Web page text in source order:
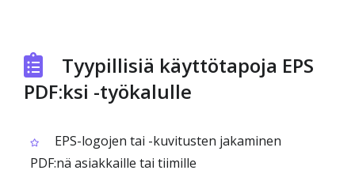
Tyypillisiä käyttötapoja EPS
PDF:ksi -työkalulle
EPS-logojen tai -kuvitusten jakaminen
PDF:nä asiakkaille tai tiimille